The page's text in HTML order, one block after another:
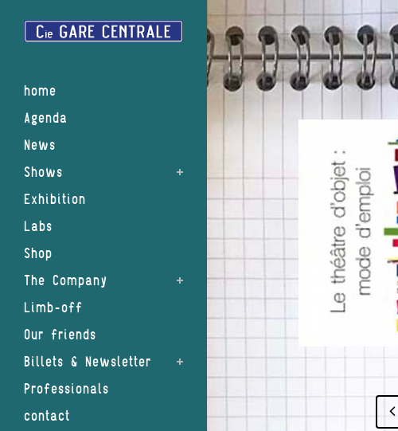
home
Agenda
News
Shows
Exhibition
Labs
Shop
The Company
Limb-off
Our friends
Billets & Newsletter
Professionals
contact